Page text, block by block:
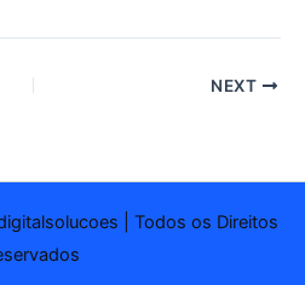
NEXT
| Todos os Direitos